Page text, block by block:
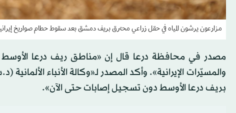
مزارعون يرشون المياه في حقل زراعي محترق بريف دمشق بعد سقوط حطام صواريخ
مصدر في محافظة درعا قال إن «مناطق ريف درعا الأوسط
والمسيّرات الإيرانية». وأكد المصدر لـ«وكالة الأنباء
بريف درعا الأوسط دون تسجيل إصابات حتى الآن».